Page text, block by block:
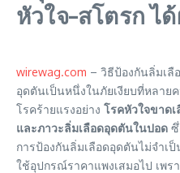
หัวใจ–สโตรก ไ
wirewag.com – วิธีป้องกันลิ่มเลื
อุดตันเป็นหนึ่งในภัยเงียบที่หลาย
โรคร้ายแรงอย่าง โรคหัวใจขาด
และภาวะลิ่มเลือดอุดตันในปอด
การป้องกันลิ่มเลือดอุดตันไม่จำเ
ใช้อุปกรณ์ราคาแพงเสมอไป เพ